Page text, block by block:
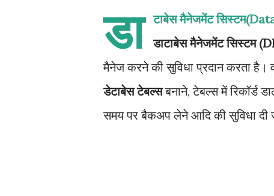
डा
टाबेस मैनेजमेंट
डाटाबेस मैनेजमेंट सिस्टम
मैनेज करने की सुविधा प्रदान करता है।
डेटाबेस टेबल्सबनाने, टेबल्स में रिकॉर्ड
समय पर बैकअप लेने आदि की सुविधा दी